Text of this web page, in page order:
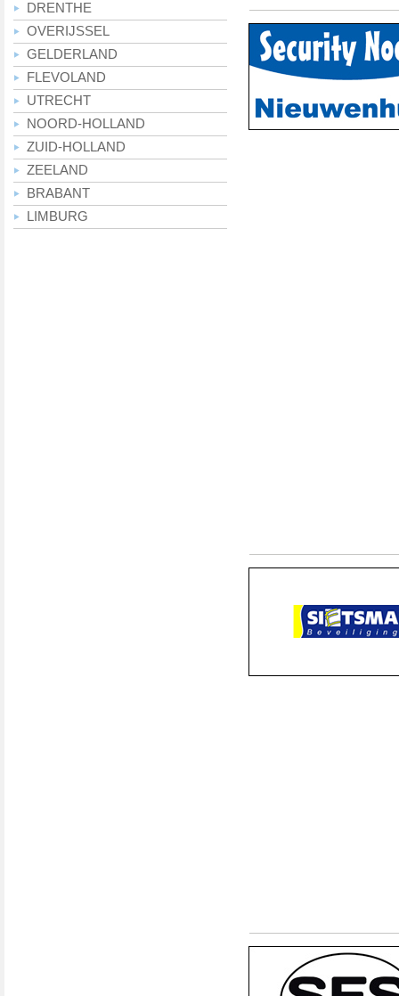
DRENTHE
OVERIJSSEL
GELDERLAND
FLEVOLAND
UTRECHT
NOORD-HOLLAND
ZUID-HOLLAND
ZEELAND
BRABANT
LIMBURG